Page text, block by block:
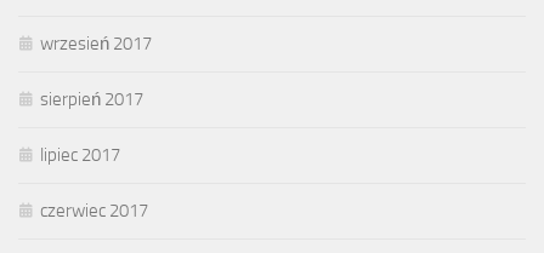
wrzesień 2017
sierpień 2017
lipiec 2017
czerwiec 2017